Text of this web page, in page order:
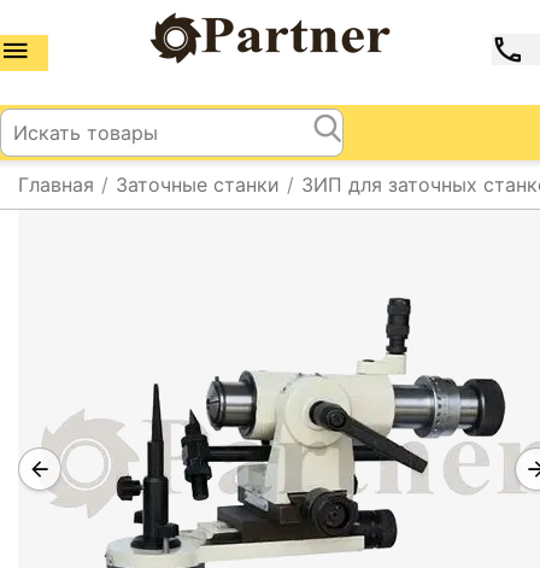
Главная / Заточные станки / ЗИП для заточных